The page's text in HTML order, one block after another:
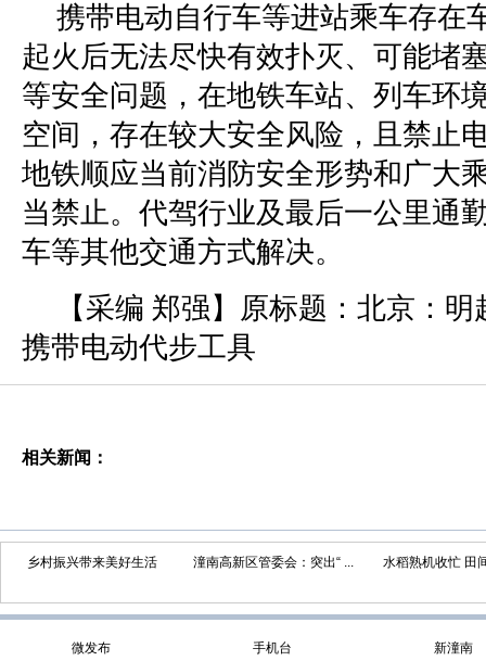
携带电动自行车等进站乘车存在
起火后无法尽快有效扑灭、可能堵
等安全问题，在地铁车站、列车环
空间，存在较大安全风险，且禁止
地铁顺应当前消防安全形势和广大
当禁止。代驾行业及最后一公里通
车等其他交通方式解决。
【采编 郑强】原标题：北京：
携带电动代步工具
相关新闻：
乡村振兴带来美好生活 潼南高新区管委会：突出“ ... 水稻熟机收忙 田
微发布 手机台 新潼南